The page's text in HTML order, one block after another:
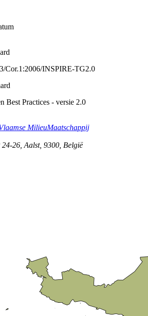
Cor.1:2006/INSPIRE-TG2.0
Best Practices - versie 2.0
MilieuMaatschappij
24-26 Aalst, 9300 België